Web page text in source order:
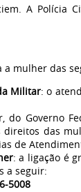
A Polícia
a mulher das
Militar: o
Governo
das
de
: a ligação é
a seguir:
5008